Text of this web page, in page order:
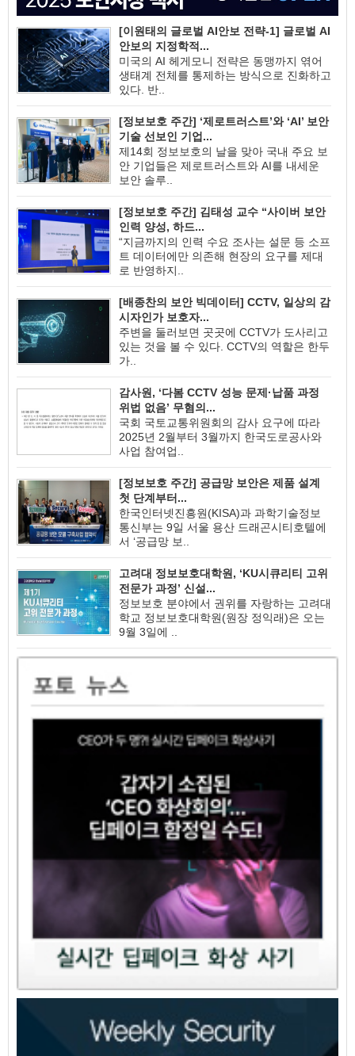
[이원태의 글로벌 AI안보 전략-1] 글로벌 AI
안보의 지정학적...
미국의 AI 헤게모니 전략은 동맹까지 엮어
생태계 전체를 통제하는 방식으로 진화하고
있다. 반..
[정보보호 주간] ‘제로트러스트’와 ‘AI’ 보안
기술 선보인 기업...
제14회 정보보호의 날을 맞아 국내 주요 보
안 기업들은 제로트러스트와 AI를 내세운
보안 솔루..
[정보보호 주간] 김태성 교수 “사이버 보안
인력 양성, 하드...
“지금까지의 인력 수요 조사는 설문 등 소프
트 데이터에만 의존해 현장의 요구를 제대
로 반영하지..
[배종찬의 보안 빅데이터] CCTV, 일상의 감
시자인가 보호자...
주변을 둘러보면 곳곳에 CCTV가 도사리고
있는 것을 볼 수 있다. CCTV의 역할은 한두
가..
감사원, ‘다봄 CCTV 성능 문제·납품 과정
위법 없음’ 무혐의...
국회 국토교통위원회의 감사 요구에 따라
2025년 2월부터 3월까지 한국도로공사와
사업 참여업..
[정보보호 주간] 공급망 보안은 제품 설계
첫 단계부터...
한국인터넷진흥원(KISA)과 과학기술정보
통신부는 9일 서울 용산 드래곤시티호텔에
서 ‘공급망 보..
고려대 정보보호대학원, ‘KU시큐리티 고위
전문가 과정’ 신설...
정보보호 분야에서 권위를 자랑하는 고려대
학교 정보보호대학원(원장 정익래)은 오는
9월 3일에 ..